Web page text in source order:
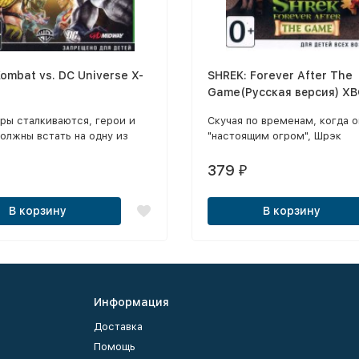
vs. DC Universe X-
сталкиваются, герои и
встать на одну из
план приведен в
В корзину
SHREK: Forever After The
Game(Русская версия)
Скучая по временам, когда
"настоящим огром", Шрэк
хитрым красноречивым
удивлению герой
в другом мире, где на огров
объявлена охота,
379 ₽
В корзину
Информация
Доставка
Помощь